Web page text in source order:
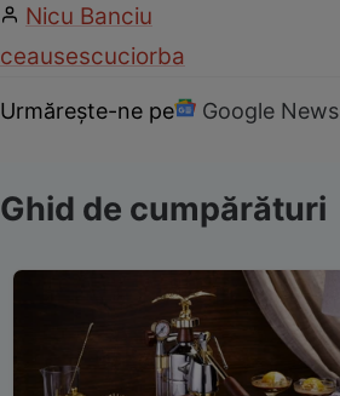
Nicu Banciu
ceausescuciorba
Urmărește-ne pe Google News
Ghid de cumpărături